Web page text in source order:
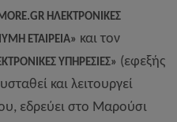
ΗΛΕΚΤΡΟΝΙΚΕΣ
ΕΤΑΙΡΕΙΑ» και τον
ΥΠΗΡΕΣΙΕΣ» (εφεξής
και λειτουργεί
εδρεύει στο Μαρούσι